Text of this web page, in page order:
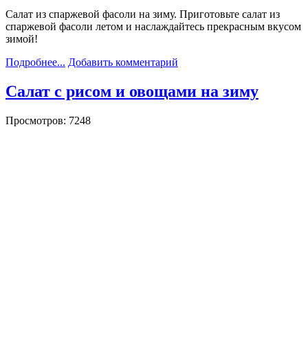
Салат из спаржевой фасоли на зиму. Приготовьте салат из
спаржевой фасоли летом и наслаждайтесь прекрасным вкусом
зимой!
Подробнее... Добавить комментарий
Салат с рисом и овощами на зиму
Просмотров: 7248